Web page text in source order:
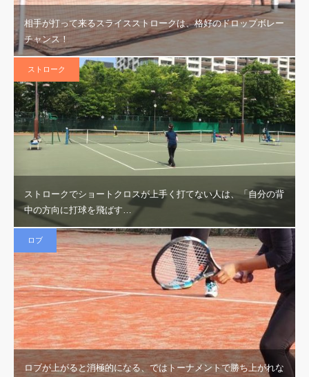
相手が打って来るスライスストロークは、格好のドロップボレー
チャンス！
ストローク
ストロークでショートクロスが上手く打てない人は、「自分の背
中の方向に打球を飛ばす…
ロブ
ロブが上がると消極的になる、ではトーナメントで勝ち上がれな